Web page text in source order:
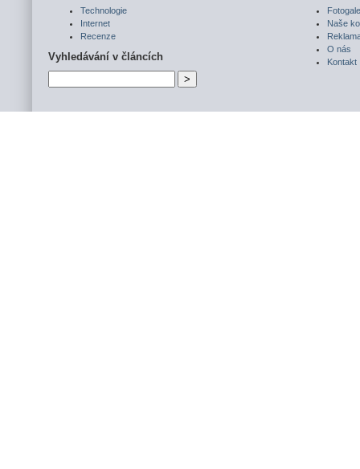
Technologie
Internet
Recenze
Vyhledávání v článcích
Naše
O nás
Kontakt